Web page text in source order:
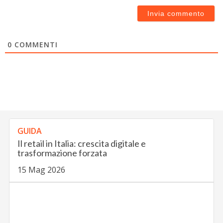
0 COMMENTI
GUIDA
Il retail in Italia: crescita digitale e
trasformazione forzata
15 Mag 2026